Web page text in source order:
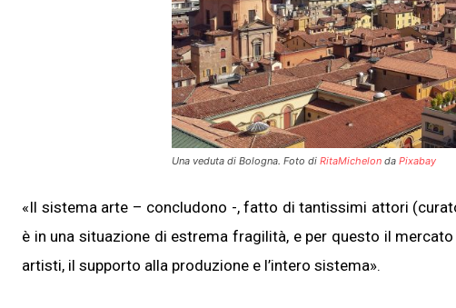
Una veduta di Bologna. Foto di RitaMichelonda Pixabay
«Il sistema arte – concludono -, fatto di tantissimi attori
è in una situazione di estrema fragilità, e per questo il
artisti, il supporto alla produzione e l’intero sistema».